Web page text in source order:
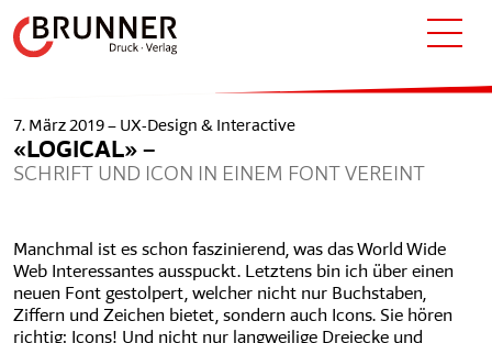
7. März 2019 – UX-Design & Interactive
«LOGICAL» –
SCHRIFT UND ICON IN EINEM FONT VEREINT
Manchmal ist es schon faszinierend, was das World Wide
Web Interessantes ausspuckt. Letztens bin ich über einen
neuen Font gestolpert, welcher nicht nur Buchstaben,
Ziffern und Zeichen bietet, sondern auch Icons. Sie hören
richtig: Icons! Und nicht nur langweilige Dreiecke und